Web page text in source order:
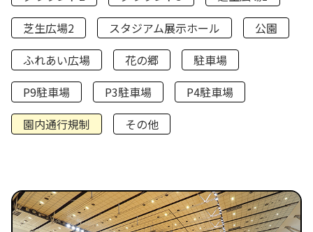
芝生広場2
スタジアム展示ホール
公園
ふれあい広場
花の郷
駐車場
P9駐車場
P3駐車場
P4駐車場
園内通行規制
その他